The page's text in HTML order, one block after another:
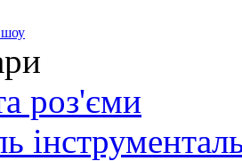
шоу
роз'єми